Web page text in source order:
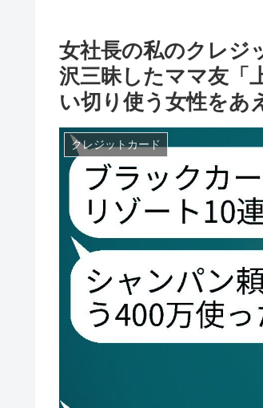
女社長の私のクレジ
沢三昧したママ友「
い切り使う女性をあ
クレジットカード